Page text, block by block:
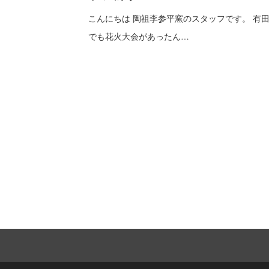
こんにちは 陶祖李参平窯のスタッフです。 有田
でも花火大会があったん…